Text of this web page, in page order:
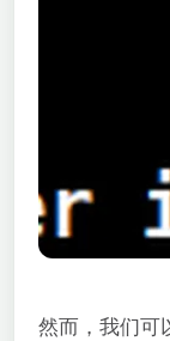
然而，我们可